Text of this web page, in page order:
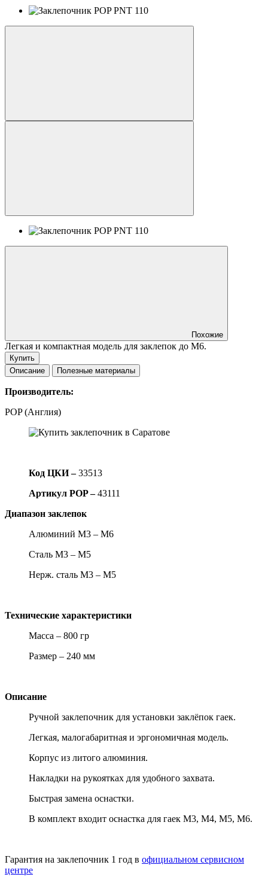
Похожие
Легкая и компактная модель для заклепок до М6.
Купить
Описание
Полезные материалы
Производитель:
POP (Англия)
Код ЦКИ –33513
Артикул POP –43111
Диапазон заклепок
Алюминий М3 – М6
Сталь М3 – М5
Нерж. сталь М3 – М5
Технические характеристики
Масса – 800 гр
Размер – 240 мм
Описание
Ручной заклепочник для установки заклёпок гаек.
Легкая, малогабаритная и эргономичная модель.
Корпус из литого алюминия.
Накладки на рукоятках для удобного захвата.
Быстрая замена оснастки.
В комплект входит оснастка для гаек М3, М4, М5, М6.
Гарантия на заклепочник 1 год в официальном сервисном
центре